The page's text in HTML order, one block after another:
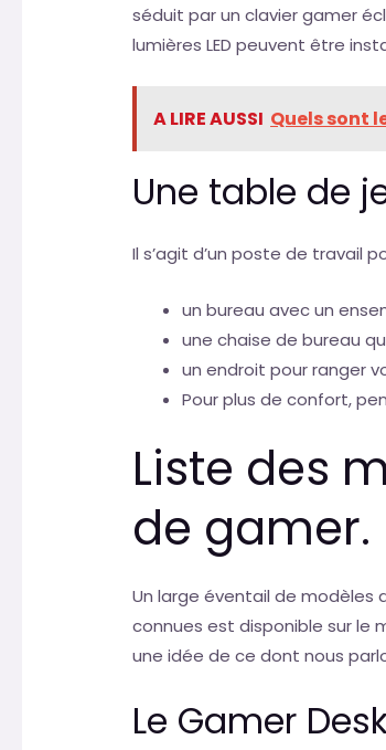
séduit par un clavier gamer
lumières LED peuvent être
A LIRE AUSSI Quels sont
Une table de
Il s’agit d’un poste de travail
un bureau avec un
une chaise de bureau
un endroit pour ranger
Pour plus de confort,
Liste des
de gamer.
Un large éventail de modèles
connues est disponible sur le
une idée de ce dont nous
Le Gamer